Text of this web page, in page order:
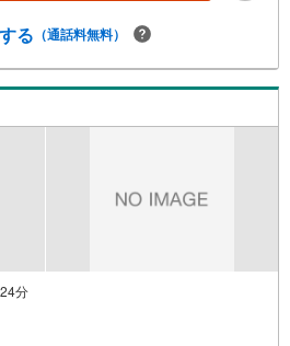
ス・授乳室（エアコン・空気清浄機設
る （通話料無料）
分